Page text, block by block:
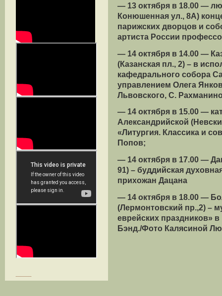
— 13 октября в 18.00 —
Конюшенная ул., 8А)
парижских дворцов и
артиста России
— 14 октября в 14.00 —
(Казанская пл., 2) – в
кафедрального собора
управлением Олега
Львовского, С.
— 14 октября в 15.00 —
Александрийской
«Литургия. Классика и
Попов;
— 14 октября в 17.00 —
91) – буддийская
прихожан Дацана
— 14 октября в 18.00 —
(Лермонтовский пр.,2) –
еврейских праздников»
Бэнд./Фото Калясиной